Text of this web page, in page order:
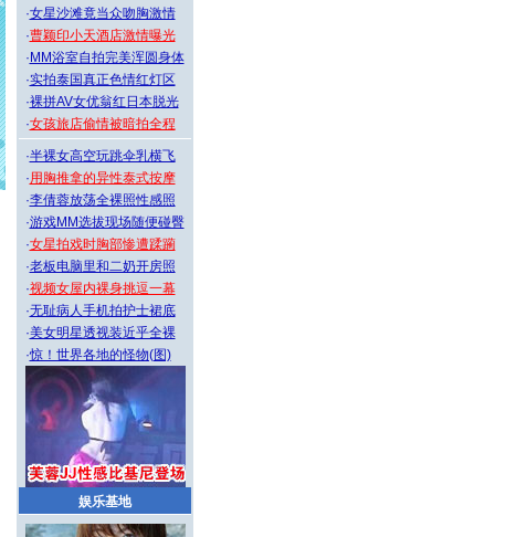
·女星沙滩竟当众吻胸激情
·曹颖印小天酒店激情曝光
· MM浴室自拍完美浑圆身体
·实拍泰国真正色情红灯区
·裸拼AV女优翁红日本脱光
·女孩旅店偷情被暗拍全程
·半裸女高空玩跳伞乳横飞
·用胸推拿的异性泰式按摩
·李倩蓉放荡全裸照性感照
·游戏MM选拔现场随便碰臀
·女星拍戏时胸部惨遭蹂躏
·老板电脑里和二奶开房照
·视频女屋内裸身挑逗一幕
·无耻病人手机拍护士裙底
·美女明星透视装近乎全裸
·惊！世界各地的怪物(图)
娱乐基地